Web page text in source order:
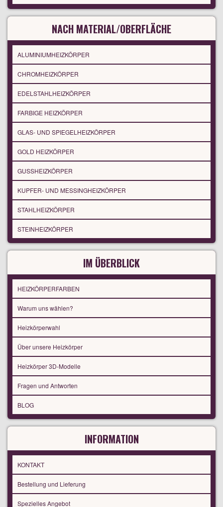
NACH MATERIAL/OBERFLÄCHE
ALUMINIUMHEIZKÖRPER
CHROMHEIZKÖRPER
EDELSTAHLHEIZKÖRPER
FARBIGE HEIZKÖRPER
GLAS- UND SPIEGELHEIZKÖRPER
GOLD HEIZKÖRPER
GUSSHEIZKÖRPER
KUPFER- UND MESSINGHEIZKÖRPER
STAHLHEIZKÖRPER
STEINHEIZKÖRPER
IM ÜBERBLICK
HEIZKÖRPERFARBEN
Warum uns wählen?
Heizkörperwahl
Über unsere Heizkörper
Heizkörper 3D-Modelle
Fragen und Antworten
BLOG
INFORMATION
KONTAKT
Bestellung und Lieferung
Spezielles Angebot